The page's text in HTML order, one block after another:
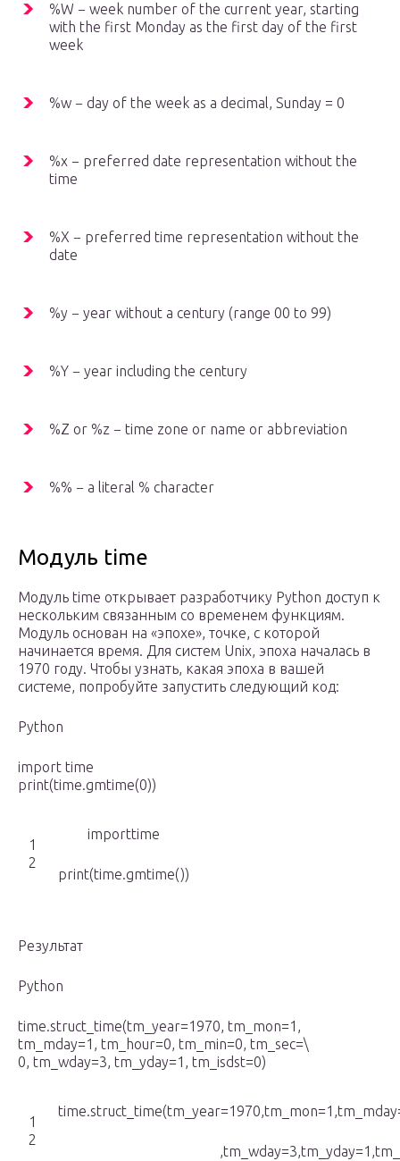
%W − week number of the current year, starting
with the first Monday as the first day of the first
week
%w − day of the week as a decimal, Sunday = 0
%x − preferred date representation without the
time
%X − preferred time representation without the
date
%y − year without a century (range 00 to 99)
%Y − year including the century
%Z or %z − time zone or name or abbreviation
%% − a literal % character
Модуль time
Модуль time открывает разработчику Python доступ к
нескольким связанным со временем функциям.
Модуль основан на «эпохе», точке, с которой
начинается время. Для систем Unix, эпоха началась в
1970 году. Чтобы узнать, какая эпоха в вашей
системе, попробуйте запустить следующий код:
Python
import time
print(time.gmtime(0))
1
2
importtime
print(time.gmtime())
Результат
Python
time.struct_time(tm_year=1970, tm_mon=1,
tm_mday=1, tm_hour=0, tm_min=0, tm_sec=\
0, tm_wday=3, tm_yday=1, tm_isdst=0)
1
2